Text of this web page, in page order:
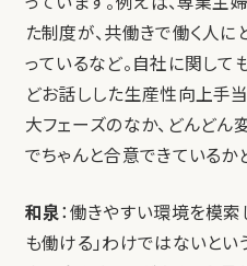
た制度が、共働きで働く人
っているなど。自社に関して
どお話しした生産性向上手
大フェーズのなか、どんどん
でちゃんと合意できているか
和泉：働きやすい環境を模索
も働ける」わけではないとい